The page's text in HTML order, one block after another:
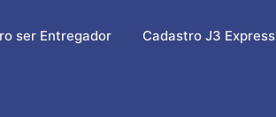
ser Entregador Cadastro J3 Express